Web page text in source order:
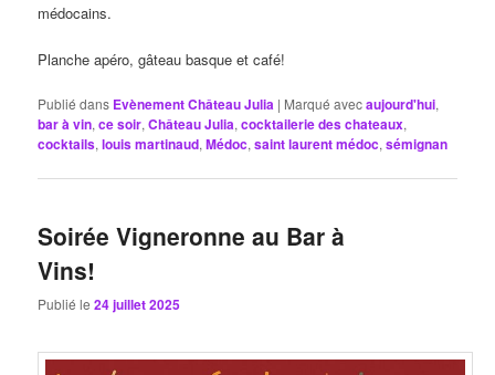
médocains.
Planche apéro, gâteau basque et café!
Publié dans Evènement Château Julia | Marqué avecaujourd'hui,
bar à vin,ce soir,Château Julia,cocktailerie des chateaux,
cocktails,louis martinaud,Médoc,saint laurent médoc,sémignan
Soirée Vigneronne au Bar à
Vins!
Publié le24 juillet 2025